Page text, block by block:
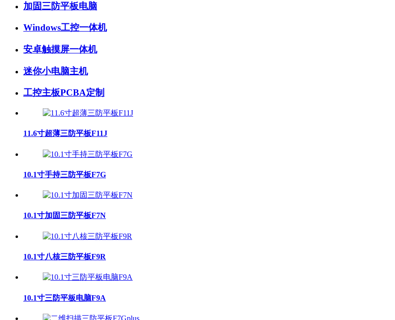
加固三防平板电脑
Windows工控一体机
安卓触摸屏一体机
迷你小电脑主机
工控主板PCBA定制
11.6寸超薄三防平板F11J
10.1寸手持三防平板F7G
10.1寸加固三防平板F7N
10.1寸八核三防平板F9R
10.1寸三防平板电脑F9A